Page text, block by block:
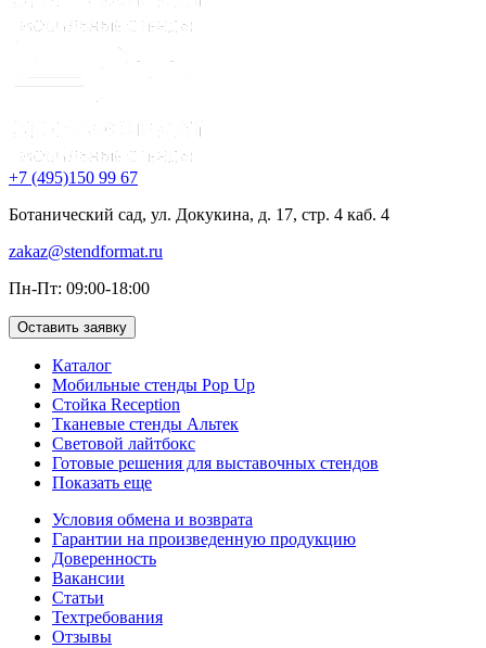
+7 (495)150 99 67
Ботанический сад, ул. Докукина, д. 17, стр. 4 каб. 4
zakaz@stendformat.ru
Пн-Пт: 09:00-18:00
Оставить заявку
Каталог
Мобильные стенды Pop Up
Стойка Reception
Тканевые стенды Альтек
Световой лайтбокс
Готовые решения для выставочных стендов
Показать еще
Условия обмена и возврата
Гарантии на произведенную продукцию
Доверенность
Вакансии
Статьи
Техтребования
Отзывы